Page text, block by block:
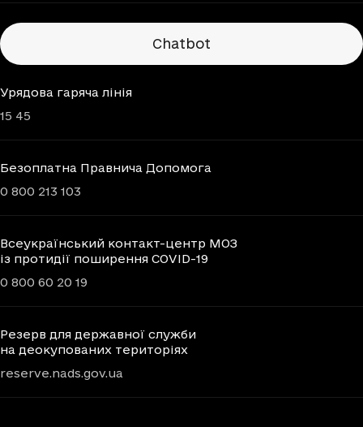
Chatbots
Chatbot
Урядова гаряча лінія
15 45
Безоплатна Правнича Допомога
0 800 213 103
Всеукраїнський контакт-центр МОЗ
із протидії поширення COVID-19
0 800 60 20 19
Резерв для державної служби
на деокупованих територіях
reserve.nads.gov.ua